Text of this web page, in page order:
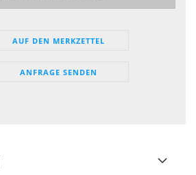
AUF DEN MERKZETTEL
ANFRAGE SENDEN